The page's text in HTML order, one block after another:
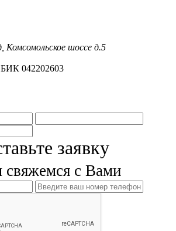
шоссе д.5
042202603
заявку
с Вами